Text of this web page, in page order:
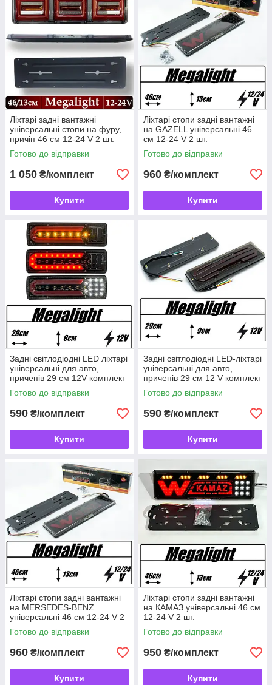
Ліхтарі задні вантажні
універсальні стопи на фуру,
причіп 46 см 12-24 V 2 шт.
Готово до відправки
1 050 ₴/комплект
Купити
Ліхтарі стопи задні вантажні
на GAZELL універсальні 46
см 12-24 V 2 шт.
Готово до відправки
960 ₴/комплект
Купити
Задні світлодіодні LED ліхтарі
універсальні для авто,
причепів 29 см 12V комплект
2 шт KA-111
Готово до відправки
590 ₴/комплект
Купити
Задні світлодіодні LED-ліхтарі
універсальні для авто,
причепів 29 см 12 V комплект
2 шт G-WD121
Готово до відправки
590 ₴/комплект
Купити
Ліхтарі стопи задні вантажні
на MERSEDES-BENZ
універсальні 46 см 12-24 V 2
шт.
Готово до відправки
960 ₴/комплект
Купити
Ліхтарі стопи задні вантажні
на КАМАЗ універсальні 46 см
12-24 V 2 шт.
Готово до відправки
950 ₴/комплект
Купити